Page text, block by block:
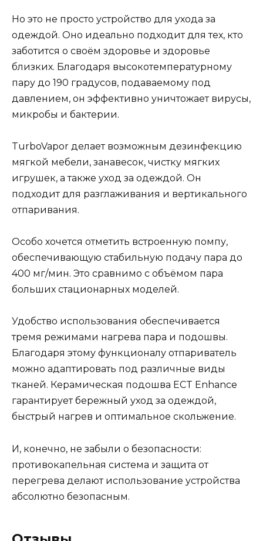
Но это не просто устройство для ухода за
одеждой. Оно идеально подходит для тех, кто
заботится о своём здоровье и здоровье
близких. Благодаря высокотемпературному
пару до 190 градусов, подаваемому под
давлением, он эффективно уничтожает вирусы,
микробы и бактерии.
TurboVapor делает возможным дезинфекцию
мягкой мебели, занавесок, чистку мягких
игрушек, а также уход за одеждой. Он
подходит для разглаживания и вертикального
отпаривания.
Особо хочется отметить встроенную помпу,
обеспечивающую стабильную подачу пара до
400 мг/мин. Это сравнимо с объёмом пара
больших стационарных моделей.
Удобство использования обеспечивается
тремя режимами нагрева пара и подошвы.
Благодаря этому функционалу отпариватель
можно адаптировать под различные виды
тканей. Керамическая подошва ECT Enhance
гарантирует бережный уход за одеждой,
быстрый нагрев и оптимальное скольжение.
И, конечно, не забыли о безопасности:
противокапельная система и защита от
перегрева делают использование устройства
абсолютно безопасным.